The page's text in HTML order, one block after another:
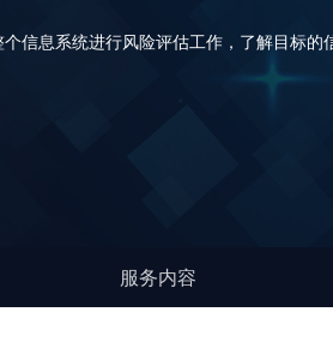
信息系统进行风险评估工作，了解目标的
服务内容